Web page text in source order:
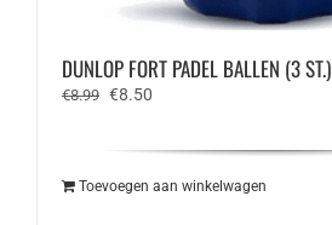
DUNLOP FORT PADEL BALLEN (3 ST.)
€8.99 Oorspronkelijke
€8.50Huidige
Toevoegen aan winkelwagen